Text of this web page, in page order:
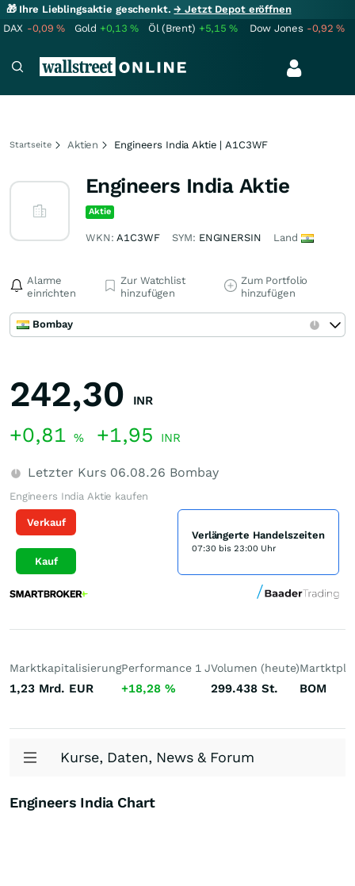
🎁 Ihre Lieblingsaktie geschenkt.→ Jetzt Depot eröffnen
DAX -0,09% Gold +0,13% Öl (Brent) +5,15% Dow Jones -0,92%
Startseite Aktien Engineers India Aktie | A1C3WF
Engineers India Aktie
Aktie
WKN:A1C3WF SYM: ENGINERSIN Land
Alarme
einrichten
Zur Watchlist
hinzufügen
Zum Portfolio
hinzufügen
Bombay
242,30 INR
+0,81 % +1,95 INR
Letzter Kurs 06.08.26 Bombay
Engineers India Aktie kaufen
Verkauf
Kauf
Verlängerte Handelszeiten
07:30 bis 23:00 Uhr
Marktkapitalisierung
1,23 Mrd. EUR
Performance 1 J
+18,28 %
Volumen (heute)
299.438 St. BOM
Kurse, Daten, News & Forum
Engineers India Chart